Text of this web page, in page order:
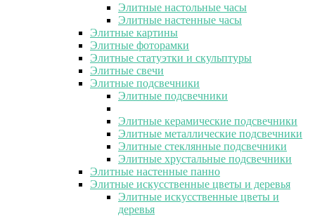
Элитные настольные часы
Элитные настенные часы
Элитные картины
Элитные фоторамки
Элитные статуэтки и скульптуры
Элитные свечи
Элитные подсвечники
Элитные подсвечники
Элитные керамические подсвечники
Элитные металлические подсвечники
Элитные стеклянные подсвечники
Элитные хрустальные подсвечники
Элитные настенные панно
Элитные искусственные цветы и деревья
Элитные искусственные цветы и
деревья